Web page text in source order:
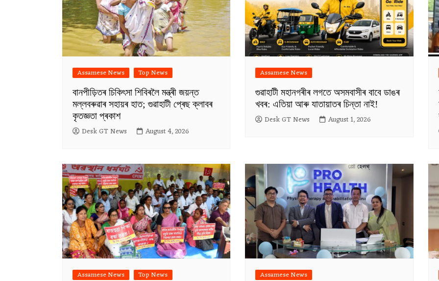
Assamese News Top News
বানপীড়িতৰ চিকিৎসা শিবিৰলৈ মন্ত্ৰী জয়ন্ত
মল্লবৰুৱাৰ সহায়ৰ হাত; গুৱাহাটী প্ৰেছ ক্লাবৰ
কৃতজ্ঞতা প্ৰকাশ
Desk GT News August 4, 2026
Assamese News
গুৱাহাটী মহানগৰীৰ লগতে অসমবাসীৰ বাবে ডাঙৰ
খবৰ: এতিয়া আৰু যাতায়াতৰ চিন্তা নাই!
Desk GT News August 1, 2026
Assamese News Top News Assamese News